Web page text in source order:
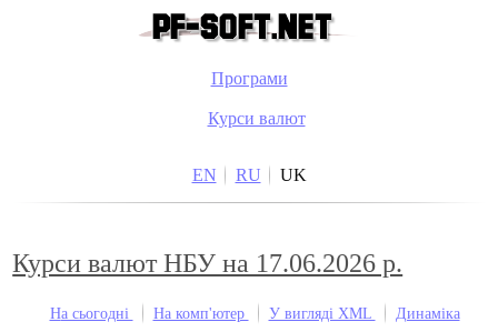
Програми
Курси валют
EN RU UK
Курси валют НБУ на 17.06.2026 р.
На сьогодні На комп'ютер У вигляді XML
Динаміка